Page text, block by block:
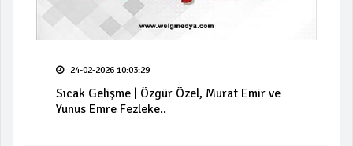
24-02-2026 10:03:29
Sıcak Gelişme | Özgür Özel, Murat Emir ve
Yunus Emre Fezleke..